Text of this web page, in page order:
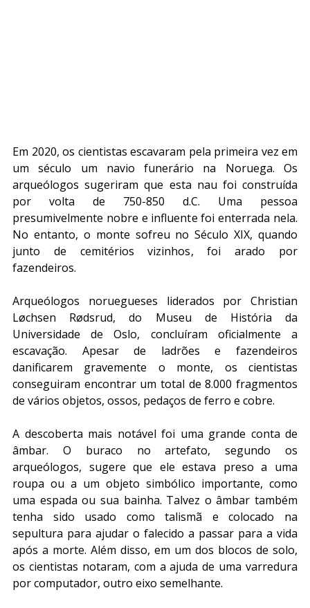
Em 2020, os cientistas escavaram pela primeira vez em
um século um navio funerário na Noruega. Os
arqueólogos sugeriram que esta nau foi construída
por volta de 750-850 d.C. Uma pessoa
presumivelmente nobre e influente foi enterrada nela.
No entanto, o monte sofreu no Século XIX, quando
junto de cemitérios vizinhos, foi arado por
fazendeiros.
Arqueólogos noruegueses liderados por Christian
Løchsen Rødsrud, do Museu de História da
Universidade de Oslo, concluíram oficialmente a
escavação. Apesar de ladrões e fazendeiros
danificarem gravemente o monte, os cientistas
conseguiram encontrar um total de 8.000 fragmentos
de vários objetos, ossos, pedaços de ferro e cobre.
A descoberta mais notável foi uma grande conta de
âmbar. O buraco no artefato, segundo os
arqueólogos, sugere que ele estava preso a uma
roupa ou a um objeto simbólico importante, como
uma espada ou sua bainha. Talvez o âmbar também
tenha sido usado como talismã e colocado na
sepultura para ajudar o falecido a passar para a vida
após a morte. Além disso, em um dos blocos de solo,
os cientistas notaram, com a ajuda de uma varredura
por computador, outro eixo semelhante.